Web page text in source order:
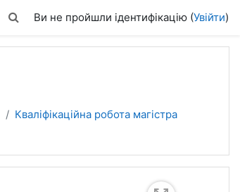
Переключити введення пошуку
Ви не пройшли ідентифікацію (Увійти)
Кваліфікаційна робота магістра